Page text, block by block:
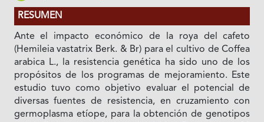
RESUMEN
Ante el impacto económico de la roya del cafeto
(Hemileia vastatrix Berk. & Br) para el cultivo de Coffea
arabica L., la resistencia genética ha sido uno de los
propósitos de los programas de mejoramiento. Este
estudio tuvo como objetivo evaluar el potencial de
diversas fuentes de resistencia, en cruzamiento con
germoplasma etíope, para la obtención de genotipos